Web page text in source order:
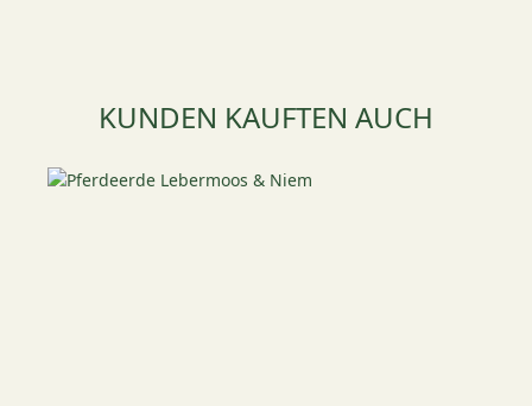
Produktgalerie überspringen
KUNDEN KAUFTEN AUCH